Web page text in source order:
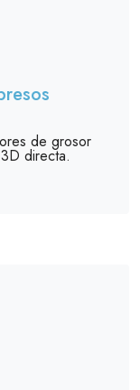
de grosor
directa.